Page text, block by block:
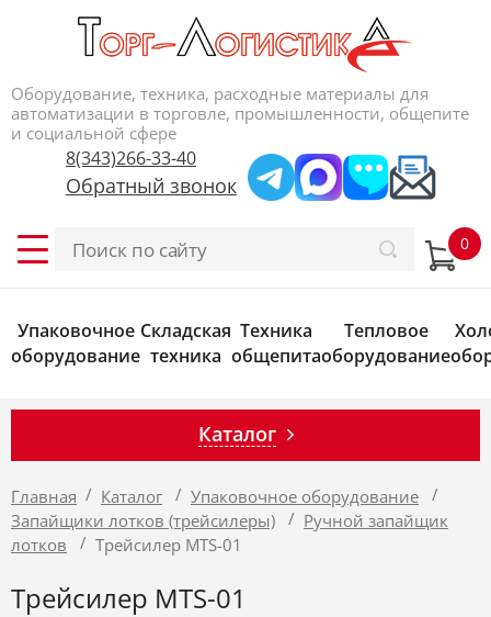
Оборудование, техника, расходные материалы для
автоматизации в торговле, промышленности, общепите
и социальной сфере
8(343)266-33-40
Обратный звонок
Упаковочное
оборудование
Складская
техника
Техника
общепита
Тепловое
оборудование
Каталог
Главная / Каталог / Упаковочное оборудование /
Запайщики лотков (трейсилеры) / Ручной запайщик
лотков
/ Трейсилер MTS-01
Трейсилер MTS-01